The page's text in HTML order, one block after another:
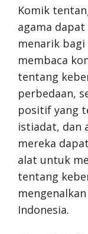
Komik
agama
menarik bagi
membaca
tentang
perbedaan,
positif yang
istiadat, dan
mereka
alat untuk
tentang
Indonesia.